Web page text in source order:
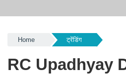
Home ट्रेंडिंग
RC Upadhyay